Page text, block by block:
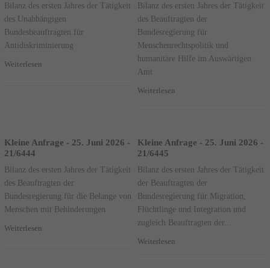
Bilanz des ersten Jahres der Tätigkeit
des Unabhängigen
Bundesbeauftragten für
Antidiskriminierung
Weiterlesen
Bilanz des ersten Jahres der Tätigkeit
des Beauftragten der
Bundesregierung für
Menschenrechtspolitik und
humanitäre Hilfe im Auswärtigen
Amt
Weiterlesen
Kleine Anfrage - 25. Juni 2026 -
21/6444
Bilanz des ersten Jahres der Tätigkeit
des Beauftragten der
Bundesregierung für die Belange von
Menschen mit Behinderungen
Weiterlesen
Kleine Anfrage - 25. Juni 2026 -
21/6445
Bilanz des ersten Jahres der Tätigkeit
der Beauftragten der
Bundesregierung für Migration,
Flüchtlinge und Integration und
zugleich Beauftragten der...
Weiterlesen